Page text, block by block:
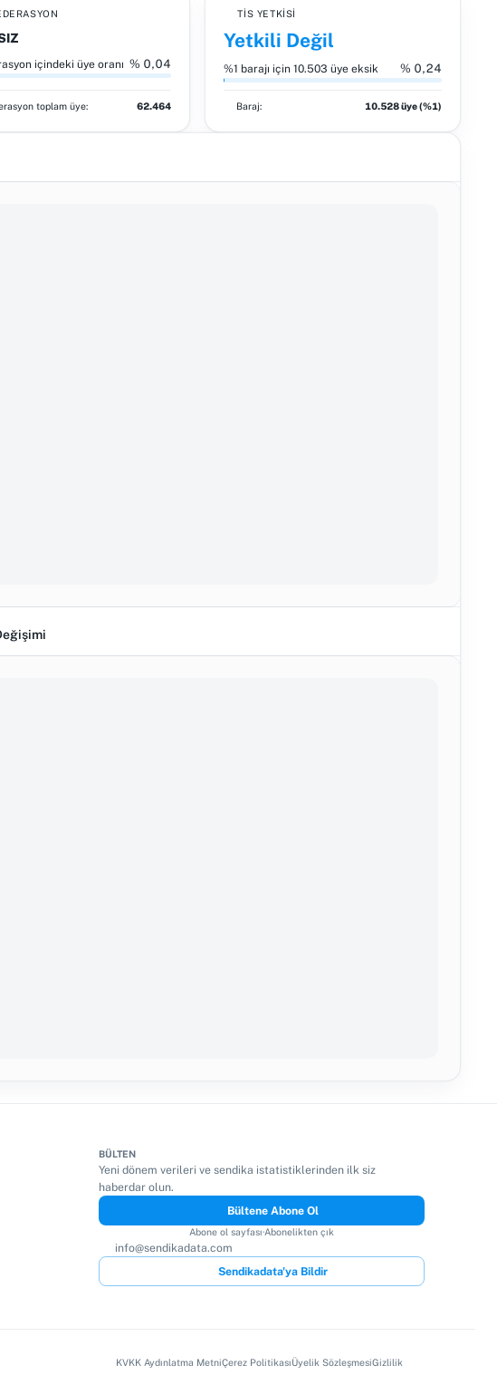
içindeki üye oranı % 0,04
toplam üye: 62.464
TİS YETKISI
Yetkili Değil
%1 barajı için 10.503 üye eksik % 0,24
Baraj: 10.528 üye (%1)
BÜLTEN
Yeni dönem verileri ve sendika istatistiklerinden ilk siz
haberdar olun.
Bültene Abone Ol
Abone ol sayfası·Abonelikten çık
info@sendikadata.com
Sendikadata'ya Bildir
KVKK Aydınlatma MetniÇerez PolitikasıÜyelik SözleşmesiGizlilik